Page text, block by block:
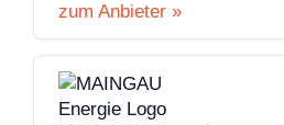
zum Anbieter »